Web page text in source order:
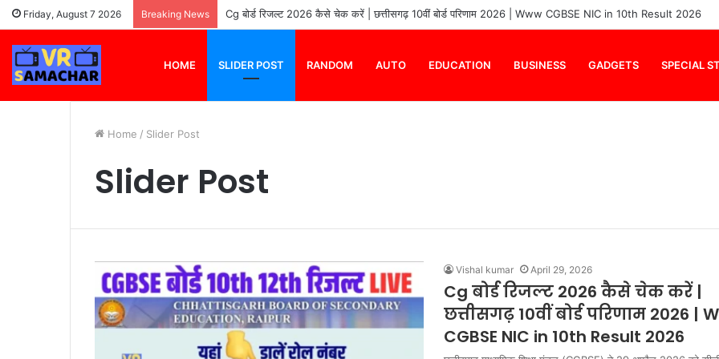
Friday, August 7 2026 Breaking News आशा भोसले का पहला पति कौन था | आशा भोसले के कितने बच्चे हैं | आशा भोसले ने कितनी शादियां की हैं | आशा भोसले का जीवन
HOME SLIDER POST RANDOM AUTO EDUCATION BUSINESS GADGETS SPECIAL
Home / Slider Post
Slider Post
Vishal kumar April 29, 2026
Cg बोर्ड रिजल्ट 2026 कैसे चेक करें |
छत्तीसगढ़ 10वीं बोर्ड परिणाम 2026 |
CGBSE NIC in 10th Result 2026